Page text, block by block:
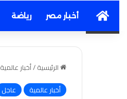
Homeأخبار مصر رياضة
الرئيسية/أخبار عالمية
أخبار عالمية
عاجل